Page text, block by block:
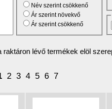
Név szerint csökkenő
Ár szerint növekvő
Ár szerint csökkenő
raktáron lévő termékek elöl
2 3 4 5 6 7